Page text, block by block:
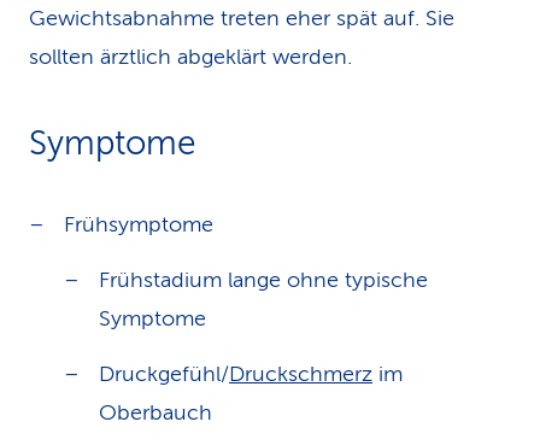
Gewichtsabnahme treten eher spät auf. Sie
sollten ärztlich abgeklärt werden.
Symptome
Frühsymptome
Frühstadium lange ohne typische
Symptome
Druckgefühl/Druckschmerz im
Oberbauch